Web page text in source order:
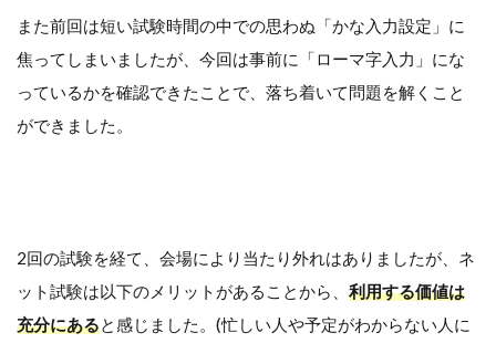
また前回は短い試験時間の中での思わぬ「かな入力設定」に
焦ってしまいましたが、今回は事前に「ローマ字入力」にな
っているかを確認できたことで、落ち着いて問題を解くこと
ができました。
2回の試験を経て、会場により当たり外れはありましたが、ネ
ット試験は以下のメリットがあることから、 利用する価値は
充分にあると感じました。(忙しい人や予定がわからない人に